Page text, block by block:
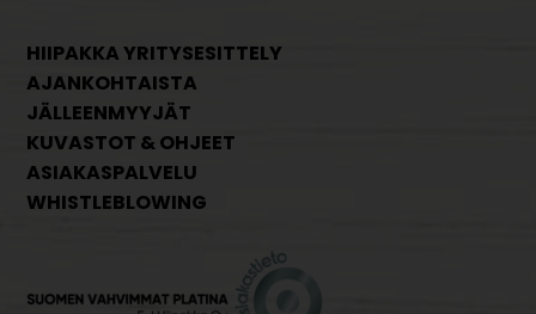
HIIPAKKA YRITYSESITTELY
AJANKOHTAISTA
JÄLLEENMYYJÄT
KUVASTOT & OHJEET
ASIAKASPALVELU
WHISTLEBLOWING